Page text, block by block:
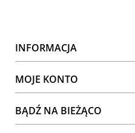
INFORMACJA
MOJE KONTO
BĄDŹ NA BIEŻĄCO